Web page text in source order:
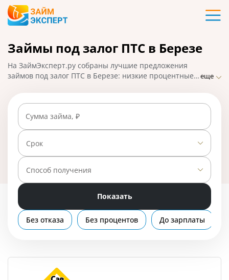
Карты
Кредиты
Ипотека
Займы
Вклады
Бизнес
Помощь
Береза
Займы под залог ПТС в Березе
На ЗаймЭксперт.ру собраны лучшие предложения
займов под залог ПТС в Березе: низкие процентные
большую сумму, подайте заявку онлайн и получите
ответ от МФО. На 01.05.2025 вам доступно 5
предложений со ставкой от 0% в день.
еще
Сумма займа, ₽
Срок
Способ получения
Показать
Без отказа Без процентов До зарплаты